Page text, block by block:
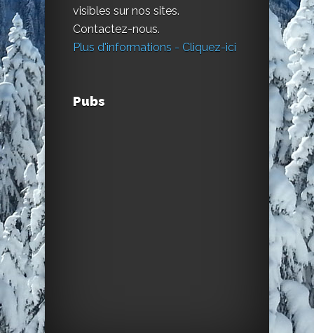
visibles sur nos sites.
Contactez-nous.
Plus d'informations - Cliquez-ici
Pubs